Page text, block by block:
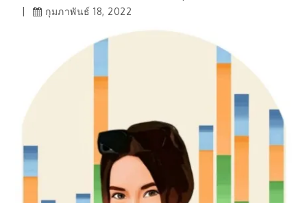
กุมภาพันธ์ 18, 2022